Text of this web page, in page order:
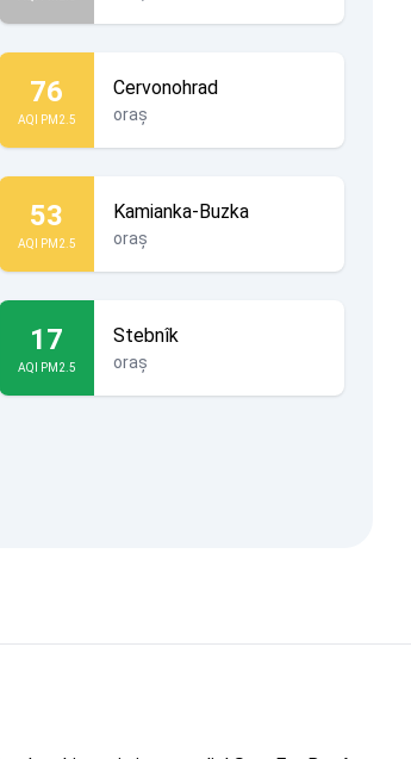
76
AQI PM2.5
Cervonohrad
oraș
53
AQI PM2.5
Kamianka-Buzka
oraș
17
AQI PM2.5
Stebnîk
oraș